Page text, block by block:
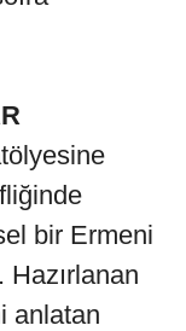
bir Ermeni
Hazırlanan
anlatan